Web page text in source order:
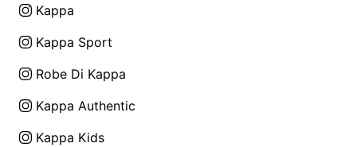
Kappa
Kappa Sport
Robe Di Kappa
Kappa Authentic
Kappa Kids